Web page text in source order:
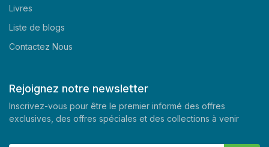
Livres
Liste de blogs
Contactez Nous
Rejoignez notre newsletter
Inscrivez-vous pour être le premier informé des offres
exclusives, des offres spéciales et des collections à venir